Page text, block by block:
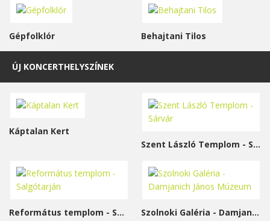
Gépfolklór Behajtani Tilos
ÚJ KONCERTHELYSZÍNEK
Káptalan Kert
Szent László Templom - Sárvár
Református templom - Salgótarján Szolnoki Galéria - Damjanich János Múzeum